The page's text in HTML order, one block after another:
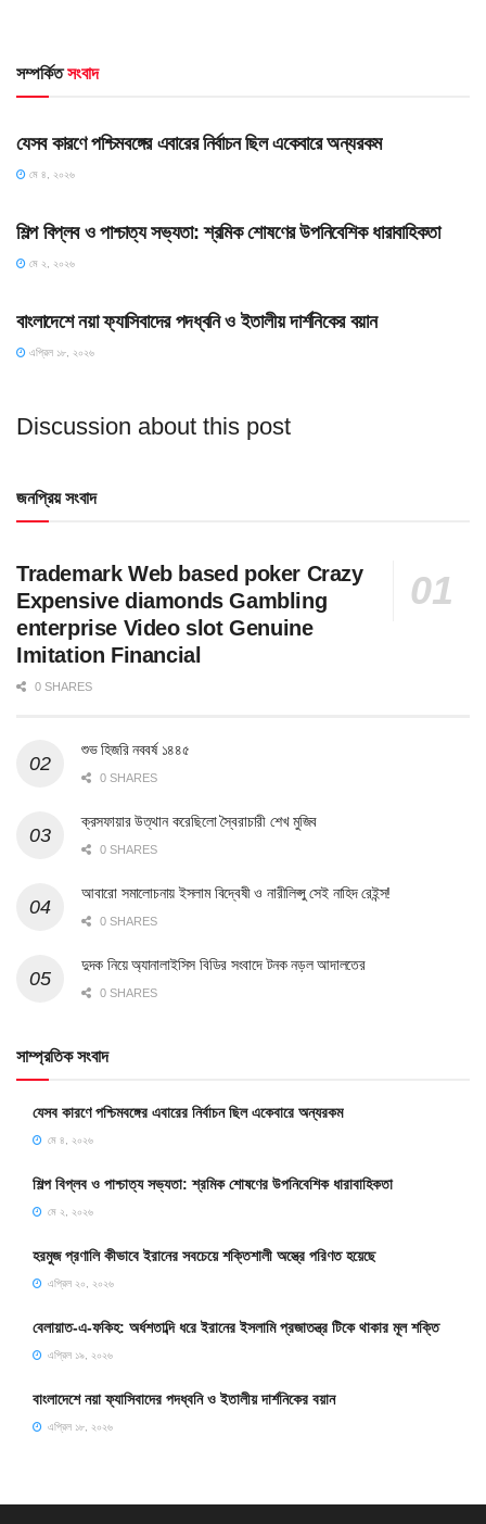
সম্পর্কিতসংবাদ
HOME POST
যেসব কারণে পশ্চিমবঙ্গের এবারের নির্বাচন ছিল একেবারে অন্যরকম
মে ৪, ২০২৬
শিল্প বিপ্লব ও পাশ্চাত্য সভ্যতা: শ্রমিক শোষণের উপনিবেশিক ধারাবাহিকতা
মে ২, ২০২৬
বাংলাদেশে নয়া ফ্যাসিবাদের পদধ্বনি ও ইতালীয় দার্শনিকের বয়ান
এপ্রিল ১৮, ২০২৬
Discussion about this post
জনপ্রিয় সংবাদ
Trademark Web based poker Crazy
Expensive diamonds Gambling
enterprise Video slot Genuine
Imitation Financial
0 SHARES
শুভ হিজরি নববর্ষ ১৪৪৫
0 SHARES
ক্রসফায়ার উত্থান করেছিলো স্বৈরাচারী শেখ মুজিব
0 SHARES
আবারো সমালোচনায় ইসলাম বিদ্বেষী ও নারীলিপ্সু সেই নাহিদ রেইন্স!
0 SHARES
দুদক নিয়ে অ্যানালাইসিস বিডির সংবাদে টনক নড়ল আদালতের
0 SHARES
সাম্প্রতিক সংবাদ
যেসব কারণে পশ্চিমবঙ্গের এবারের নির্বাচন ছিল একেবারে অন্যরকম
মে ৪, ২০২৬
শিল্প বিপ্লব ও পাশ্চাত্য সভ্যতা: শ্রমিক শোষণের উপনিবেশিক ধারাবাহিকতা
মে ২, ২০২৬
হরমুজ প্রণালি কীভাবে ইরানের সবচেয়ে শক্তিশালী অস্ত্রে পরিণত হয়েছে
এপ্রিল ২০, ২০২৬
বেলায়াত-এ-ফকিহ: অর্ধশতাব্দি ধরে ইরানের ইসলামি প্রজাতন্ত্র টিকে থাকার মূল শক্তি
এপ্রিল ১৯, ২০২৬
বাংলাদেশে নয়া ফ্যাসিবাদের পদধ্বনি ও ইতালীয় দার্শনিকের বয়ান
এপ্রিল ১৮, ২০২৬